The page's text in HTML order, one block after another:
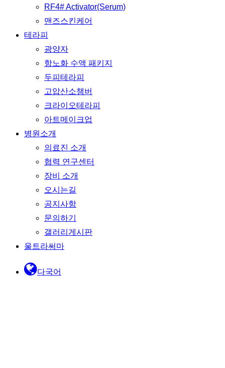
RF4# Activator(Serum)
맨즈스킨케어
테라피
광양자
항노화 수액 패키지
두피테라피
고압산소챔버
크라이오테라피
아트메이크업
병원소개
의료진 소개
협력 연구센터
장비 소개
오시는길
공지사항
문의하기
갤러리게시판
울트라써마
다국어